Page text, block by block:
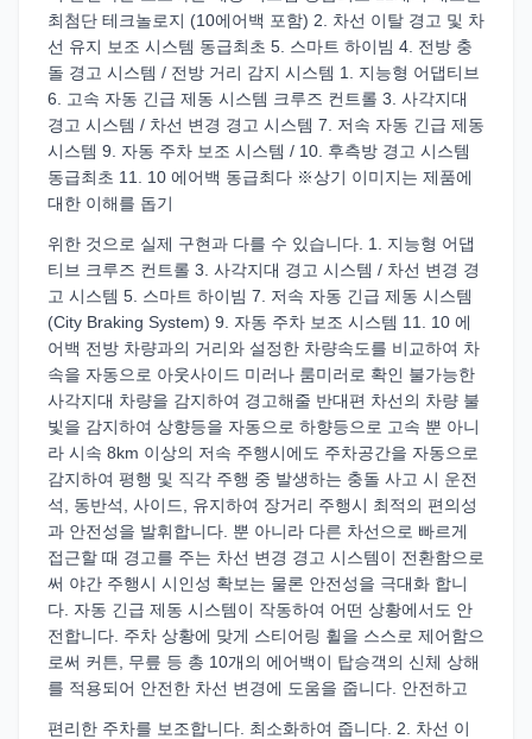
최첨단 테크놀로지 (10에어백 포함) 2. 차선 이탈 경고 및 차
선 유지 보조 시스템 동급최초 5. 스마트 하이빔 4. 전방 충
돌 경고 시스템 / 전방 거리 감지 시스템 1. 지능형 어댑티브
6. 고속 자동 긴급 제동 시스템 크루즈 컨트롤 3. 사각지대
경고 시스템 / 차선 변경 경고 시스템 7. 저속 자동 긴급 제동
시스템 9. 자동 주차 보조 시스템 / 10. 후측방 경고 시스템
동급최초 11. 10 에어백 동급최다 ※상기 이미지는 제품에
대한 이해를 돕기
위한 것으로 실제 구현과 다를 수 있습니다. 1. 지능형 어댑
티브 크루즈 컨트롤 3. 사각지대 경고 시스템 / 차선 변경 경
고 시스템 5. 스마트 하이빔 7. 저속 자동 긴급 제동 시스템
(City Braking System) 9. 자동 주차 보조 시스템 11. 10 에
어백 전방 차량과의 거리와 설정한 차량속도를 비교하여 차
속을 자동으로 아웃사이드 미러나 룸미러로 확인 불가능한
사각지대 차량을 감지하여 경고해줄 반대편 차선의 차량 불
빛을 감지하여 상향등을 자동으로 하향등으로 고속 뿐 아니
라 시속 8km 이상의 저속 주행시에도 주차공간을 자동으로
감지하여 평행 및 직각 주행 중 발생하는 충돌 사고 시 운전
석, 동반석, 사이드, 유지하여 장거리 주행시 최적의 편의성
과 안전성을 발휘합니다. 뿐 아니라 다른 차선으로 빠르게
접근할 때 경고를 주는 차선 변경 경고 시스템이 전환함으로
써 야간 주행시 시인성 확보는 물론 안전성을 극대화 합니
다. 자동 긴급 제동 시스템이 작동하여 어떤 상황에서도 안
전합니다. 주차 상황에 맞게 스티어링 휠을 스스로 제어함으
로써 커튼, 무릎 등 총 10개의 에어백이 탑승객의 신체 상해
를 적용되어 안전한 차선 변경에 도움을 줍니다. 안전하고
편리한 주차를 보조합니다. 최소화하여 줍니다. 2. 차선 이